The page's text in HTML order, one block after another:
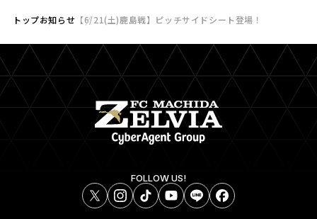
トップお知らせ 【6/21(土)鹿島戦】ピッチサイドシート登場！
FOLLOW US!